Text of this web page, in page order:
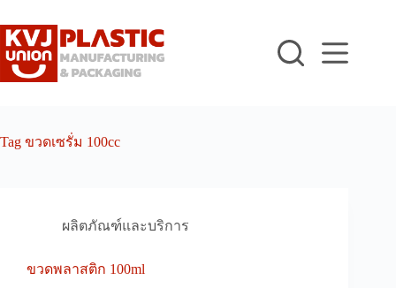
to
content
Tag ขวดเซรั่ม 100cc
ผลิตภัณฑ์และบริการ
ขวดพลาสติก 100ml